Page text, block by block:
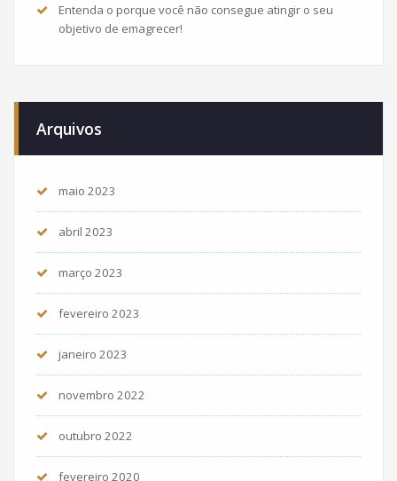
Entenda o porque você não consegue atingir o seu
objetivo de emagrecer!
Arquivos
maio 2023
abril 2023
março 2023
fevereiro 2023
janeiro 2023
novembro 2022
outubro 2022
fevereiro 2020